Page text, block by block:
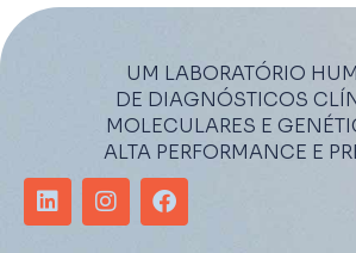
UM LABORATÓRIO
DE DIAGNÓSTICOS
MOLECULARES E
ALTA PERFORMANCE E